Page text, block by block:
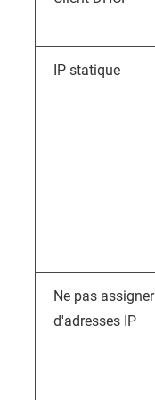
IP statique
Ne pas assigner
d'adresses IP